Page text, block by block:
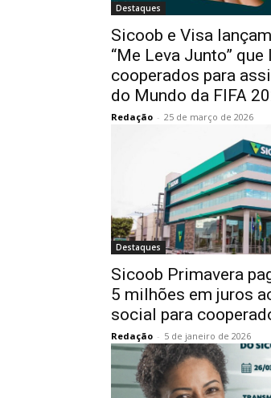
Destaques
Sicoob e Visa
“Me Leva Junto” que
cooperados para
do Mundo da FIFA
Redação - 25 de março de 2026
Destaques
Sicoob Primavera
5 milhões em juros
social para
Redação - 5 de janeiro de 2026